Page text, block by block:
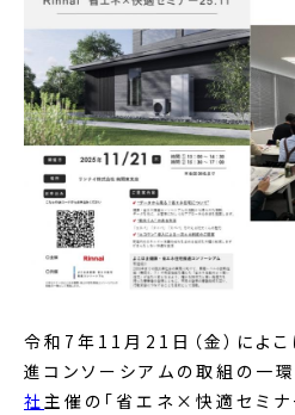
令和7年11月21日（金）によ
進コンソーシアムの取組の一環
社主催の「省エネ×快適セミナ